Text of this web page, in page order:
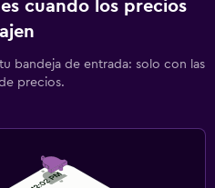
cuando los precios
bandeja de entrada: solo con las
precios.